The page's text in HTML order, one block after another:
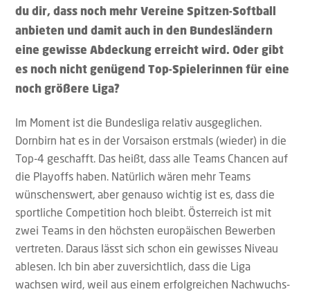
du dir, dass noch mehr Vereine Spitzen-Softball
anbieten und damit auch in den Bundesländern
eine gewisse Abdeckung erreicht wird. Oder gibt
es noch nicht genügend Top-Spielerinnen für eine
noch größere Liga?
Im Moment ist die Bundesliga relativ ausgeglichen.
Dornbirn hat es in der Vorsaison erstmals (wieder) in die
Top-4 geschafft. Das heißt, dass alle Teams Chancen auf
die Playoffs haben. Natürlich wären mehr Teams
wünschenswert, aber genauso wichtig ist es, dass die
sportliche Competition hoch bleibt. Österreich ist mit
zwei Teams in den höchsten europäischen Bewerben
vertreten. Daraus lässt sich schon ein gewisses Niveau
ablesen. Ich bin aber zuversichtlich, dass die Liga
wachsen wird, weil aus einem erfolgreichen Nachwuchs-